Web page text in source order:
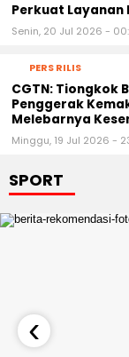
Perkuat
Senin, 20 Jul 2026 -
PERS RILIS
CGTN: Tiongkok
Penggerak
Melebarnya
Minggu, 19 Jul 2026 -
SPORT
‹